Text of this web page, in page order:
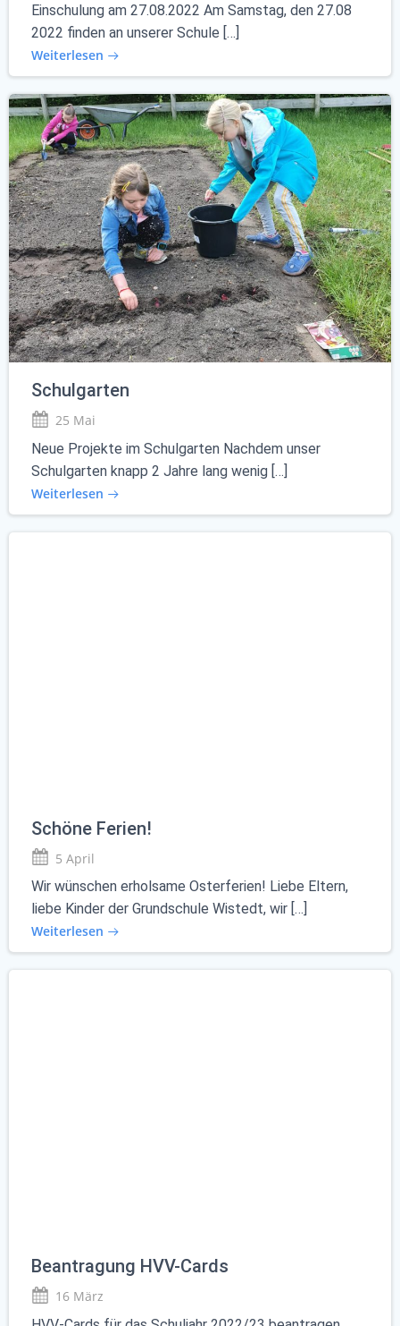
Einschulung am 27.08.2022 Am Samstag, den 27.08
2022 finden an unserer Schule […]
Weiterlesen
Schulgarten
25 Mai
Neue Projekte im Schulgarten Nachdem unser
Schulgarten knapp 2 Jahre lang wenig […]
Weiterlesen
Schöne Ferien!
5 April
Wir wünschen erholsame Osterferien! Liebe Eltern,
liebe Kinder der Grundschule Wistedt, wir […]
Weiterlesen
Beantragung HVV-Cards
16 März